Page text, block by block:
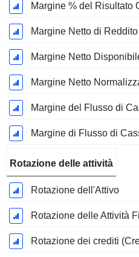
Margine % del Risultato
Margine Netto di Reddito
Margine Netto
Margine del Flusso di
Rotazione delle attività
Rotazione dell'Attivo
Rotazione dei crediti